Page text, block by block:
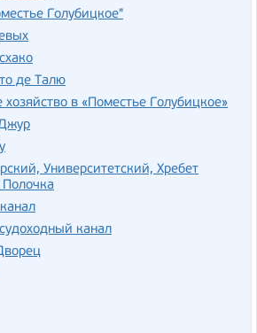
Голубицкое"
де Талю
хозяйство в «Поместье Голубицкое»
Университетский, Хребет
канал